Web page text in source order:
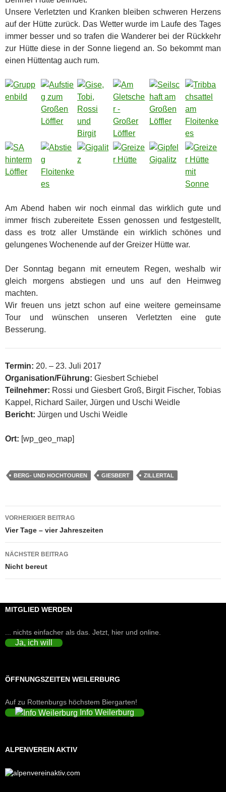
Unsere Verletzten und Kranken bleiben schweren Herzens
auf der Hütte zurück. Das Wetter wurde im Laufe des Tages
immer besser und so trafen die Wanderer bei der Rückkehr
zur Hütte diese in der Sonne liegend an. So bekommt man
einen Hüttentag auch rum.
Am Abend haben wir noch einmal das wirklich gute und
immer frisch zubereitete Essen genossen und festgestellt,
dass es trotz aller Umstände ein wirklich schönes und
gelungenes Wochenende auf der Greizer Hütte war.
Der Sonntag begann mit erneutem Regen, weshalb wir
gleich morgens abstiegen und uns auf den Heimweg
machten.
Wir freuen uns jetzt schon auf eine weitere gemeinsame
Tour und wünschen unseren Verletzten eine gute
Besserung.
Termin: 20. – 23. Juli 2017
Organisation/Führung: Giesbert Schiebel
Teilnehmer: Rossi und Giesbert Groß, Birgit Fischer, Tobias
Kappel, Richard Sailer, Jürgen und Uschi Weidle
Bericht: Jürgen und Uschi Weidle
Ort: [wp_geo_map]
BERG- UND HOCHTOUREN GIESBERT ZILLERTAL
Beitragsnavigation
VORHERIGER BEITRAG
Vier Tage – vier Jahreszeiten
NÄCHSTER BEITRAG
Nicht bereut
MITGLIED WERDEN
... nichts einfacher als das. Jetzt, hier und online.
Ja, ich will
ÖFFNUNGSZEITEN WEILERBURG
Auf zu Rottenburgs höchstem Biergarten!
Info Weilerburg
ALPENVEREIN AKTIV